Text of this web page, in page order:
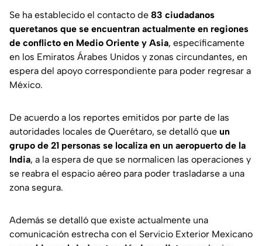
Se ha establecido el contacto de 83 ciudadanos
queretanos que se encuentran actualmente en regiones
de conflicto en Medio Oriente y Asia, específicamente
en los Emiratos Árabes Unidos y zonas circundantes, en
espera del apoyo correspondiente para poder regresar a
México.
De acuerdo a los reportes emitidos por parte de las
autoridades locales de Querétaro, se detalló que un
grupo de 21 personas se localiza en un aeropuerto de la
India, a la espera de que se normalicen las operaciones y
se reabra el espacio aéreo para poder trasladarse a una
zona segura.
Además se detalló que existe actualmente una
comunicación estrecha con el Servicio Exterior Mexicano